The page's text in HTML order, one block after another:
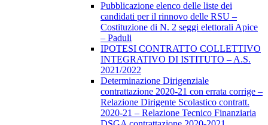
Pubblicazione elenco delle liste dei
candidati per il rinnovo delle RSU –
Costituzione di N. 2 seggi elettorali Apice
– Paduli
IPOTESI CONTRATTO COLLETTIVO
INTEGRATIVO DI ISTITUTO – A.S.
2021/2022
Determinazione Dirigenziale
contrattazione 2020-21 con errata corrige –
Relazione Dirigente Scolastico contratt.
2020-21 – Relazione Tecnico Finanziaria